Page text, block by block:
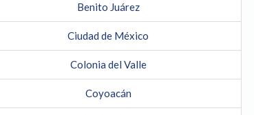
Benito Juárez
Ciudad de México
Colonia del Valle
Coyoacán